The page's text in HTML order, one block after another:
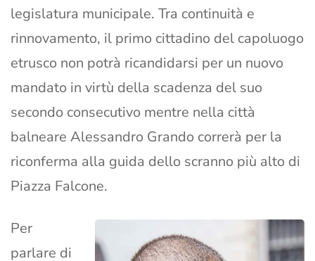
legislatura municipale. Tra continuità e
rinnovamento, il primo cittadino del capoluogo
etrusco non potrà ricandidarsi per un nuovo
mandato in virtù della scadenza del suo
secondo consecutivo mentre nella città
balneare Alessandro Grando correrà per la
riconferma alla guida dello scranno più alto di
Piazza Falcone.
Per
parlare di